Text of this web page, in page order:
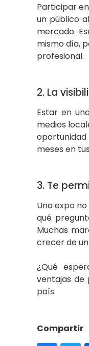
Participar
un público
mercado.
mismo día,
profesional.
2. La
Estar en
medios
meses en
3. Te
Una expo
qué
Muchas
crecer de
¿Qué
ventajas
país.
Compartir